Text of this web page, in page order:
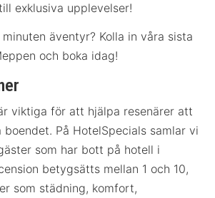
exklusiva upplevelser!
äventyr? Kolla in våra sista
och boka idag!
viktiga för att hjälpa resenärer att
På HotelSpecials samlar vi
som har bott på hotell i
betygsätts mellan 1 och 10,
som städning, komfort,